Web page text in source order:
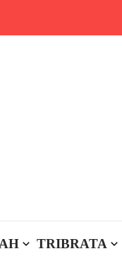
TRIBRATA